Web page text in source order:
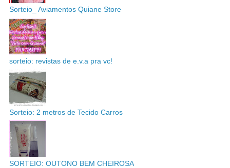
Sorteio_ Aviamentos Quiane Store
sorteio: revistas de e.v.a pra vc!
Sorteio: 2 metros de Tecido Carros
SORTEIO: OUTONO BEM CHEIROSA